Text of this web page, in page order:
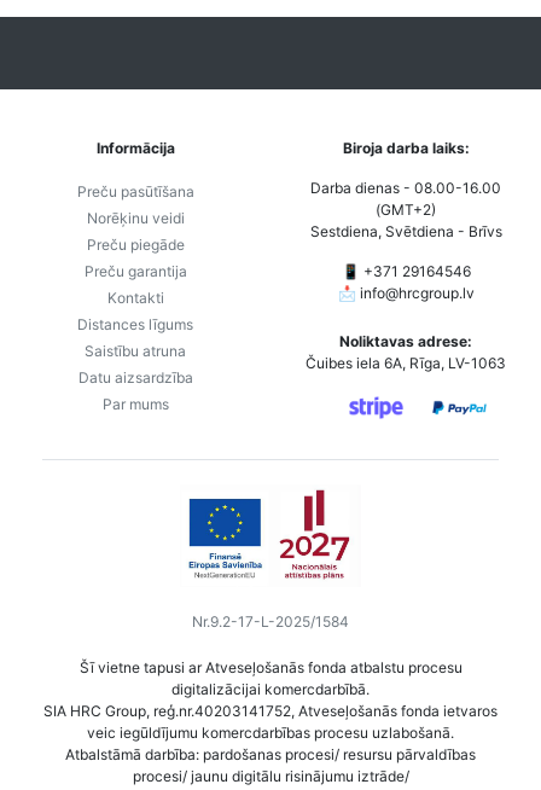
Informācija
Preču pasūtīšana
Norēķinu veidi
Preču piegāde
Preču garantija
Kontakti
Distances līgums
Saistību atruna
Datu aizsardzība
Par mums
Biroja darba laiks:
Darba dienas - 08.00-16.00
(GMT+2)
Sestdiena, Svētdiena - Brīvs
📱 +371 29164546
📩 info@hrcgroup.lv
Noliktavas adrese:
Čuibes iela 6A, Rīga, LV-1063
Nr.9.2-17-L-2025/1584
Šī vietne tapusi ar Atveseļošanās fonda atbalstu procesu
digitalizācijai komercdarbībā.
SIA HRC Group, reģ.nr.40203141752, Atveseļošanās fonda ietvaros
veic iegūldījumu komercdarbības procesu uzlabošanā.
Atbalstāmā darbība: pardošanas procesi/ resursu pārvaldības
procesi/ jaunu digitālu risinājumu iztrāde/